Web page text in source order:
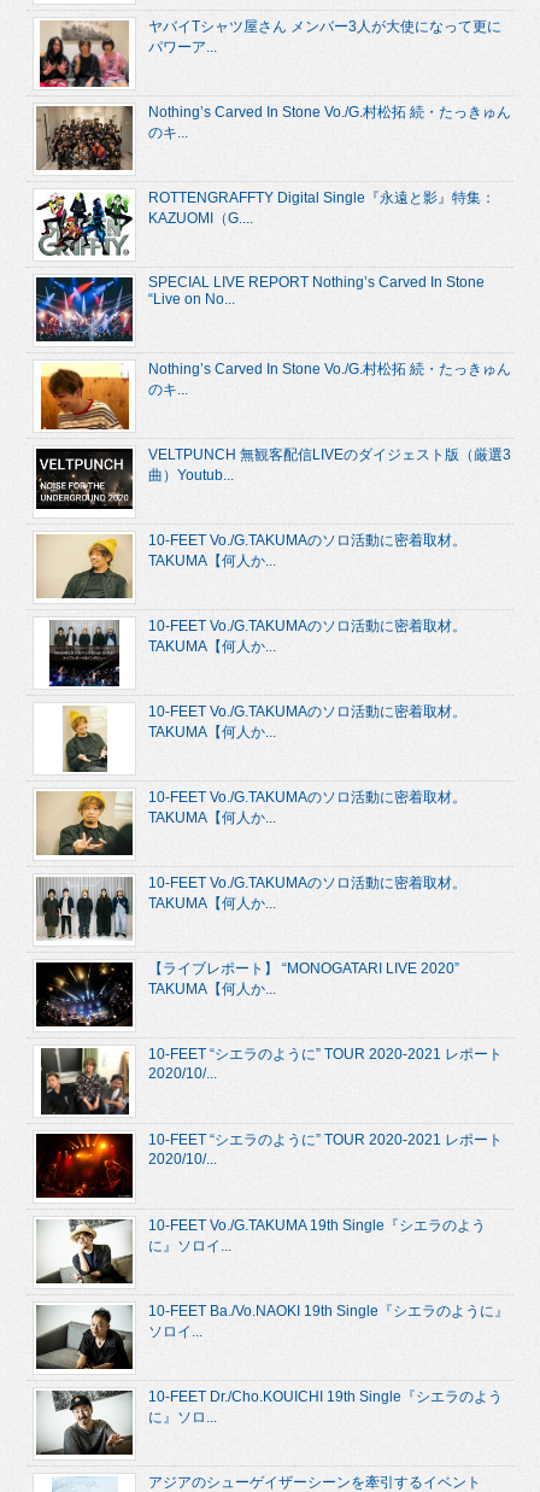
ヤバイTシャツ屋さん メンバー3人が大使になって更に
パワーア...
Nothing’s Carved In Stone Vo./G.村松拓 続・たっきゅん
のキ...
ROTTENGRAFFTY Digital Single『永遠と影』特集：
KAZUOMI（G....
SPECIAL LIVE REPORT Nothing’s Carved In Stone
“Live on No...
Nothing’s Carved In Stone Vo./G.村松拓 続・たっきゅん
のキ...
VELTPUNCH 無観客配信LIVEのダイジェスト版（厳選3
曲）Youtub...
10-FEET Vo./G.TAKUMAのソロ活動に密着取材。
TAKUMA【何人か...
10-FEET Vo./G.TAKUMAのソロ活動に密着取材。
TAKUMA【何人か...
10-FEET Vo./G.TAKUMAのソロ活動に密着取材。
TAKUMA【何人か...
10-FEET Vo./G.TAKUMAのソロ活動に密着取材。
TAKUMA【何人か...
10-FEET Vo./G.TAKUMAのソロ活動に密着取材。
TAKUMA【何人か...
【ライブレポート】 “MONOGATARI LIVE 2020”
TAKUMA【何人か...
10-FEET “シエラのように” TOUR 2020-2021 レポート
2020/10/...
10-FEET “シエラのように” TOUR 2020-2021 レポート
2020/10/...
10-FEET Vo./G.TAKUMA 19th Single『シエラのよう
に』ソロイ...
10-FEET Ba./Vo.NAOKI 19th Single『シエラのように』
ソロイ...
10-FEET Dr./Cho.KOUICHI 19th Single『シエラのよう
に』ソロ...
アジアのシューゲイザーシーンを牽引するイベント